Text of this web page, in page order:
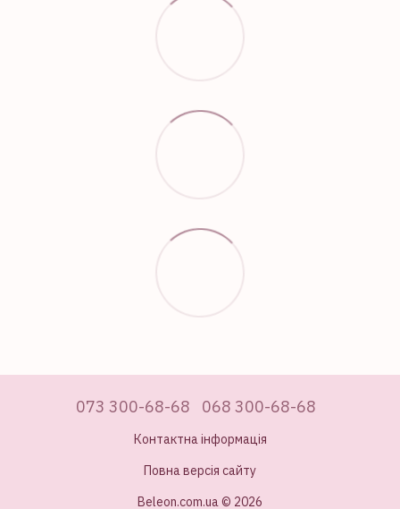
073 300-68-68 068 300-68-68
Контактна інформація
Повна версія сайту
Beleon.com.ua © 2026